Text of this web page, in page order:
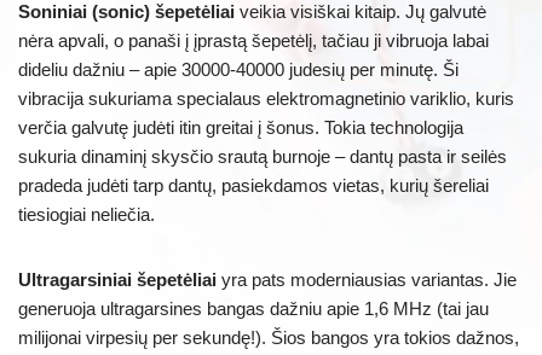
Soniniai (sonic) šepetėliai veikia visiškai kitaip. Jų galvutė
nėra apvali, o panaši į įprastą šepetėlį, tačiau ji vibruoja labai
dideliu dažniu – apie 30000-40000 judesių per minutę. Ši
vibracija sukuriama specialaus elektromagnetinio variklio, kuris
verčia galvutę judėti itin greitai į šonus. Tokia technologija
sukuria dinaminį skysčio srautą burnoje – dantų pasta ir seilės
pradeda judėti tarp dantų, pasiekdamos vietas, kurių šereliai
tiesiogiai neliečia.
Ultragarsiniai šepetėliai yra pats moderniausias variantas. Jie
generuoja ultragarsines bangas dažniu apie 1,6 MHz (tai jau
milijonai virpesių per sekundę!). Šios bangos yra tokios dažnos,